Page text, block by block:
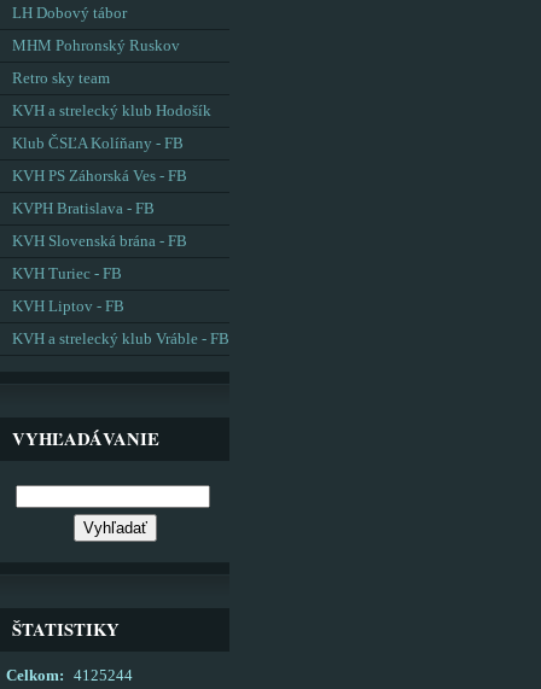
LH Dobový tábor
MHM Pohronský Ruskov
Retro sky team
KVH a strelecký klub Hodošík
Klub ČSĽA Kolíňany - FB
KVH PS Záhorská Ves - FB
KVPH Bratislava - FB
KVH Slovenská brána - FB
KVH Turiec - FB
KVH Liptov - FB
KVH a strelecký klub Vráble - FB
VYHĽADÁVANIE
ŠTATISTIKY
Celkom:
4125244